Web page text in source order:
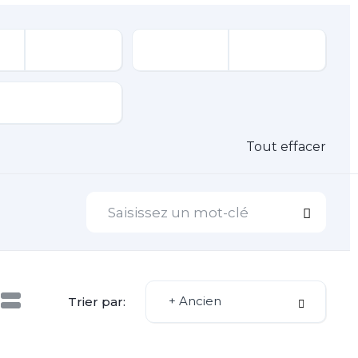
Tout effacer
Trier par: + Ancien